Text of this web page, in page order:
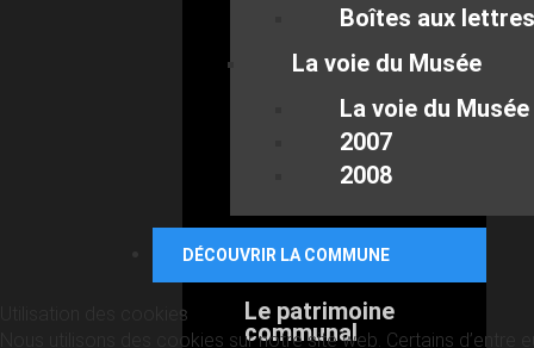
Boîtes aux lettres
La voie du Musée
La voie du Musée
2007
2008
DÉCOUVRIR LA COMMUNE
Le patrimoine
communal
Utilisation des cookies
Nous utilisons des cookies sur notre site web. Certains d’entre